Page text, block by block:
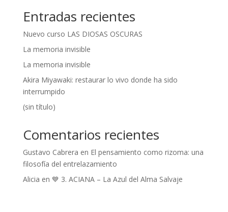
Entradas recientes
Nuevo curso LAS DIOSAS OSCURAS
La memoria invisible
La memoria invisible
Akira Miyawaki: restaurar lo vivo donde ha sido
interrumpido
(sin título)
Comentarios recientes
Gustavo Cabrera en El pensamiento como rizoma: una
filosofía del entrelazamiento
Alicia en 💙 3. ACIANA – La Azul del Alma Salvaje